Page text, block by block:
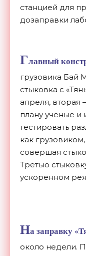
станцией для
дозаправки
Главный
грузовика Бай
стыковка с
апреля, вторая
плану ученые и
тестировать
как
совершая
Третью
ускоренном
На заправку
около недели.